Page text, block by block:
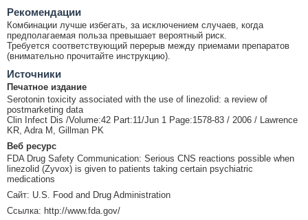
Рекомендации
Комбинации лучше избегать, за исключением случаев, когда
предполагаемая польза превышает вероятный риск.
Требуется соответствующий перерыв между приемами препаратов
(внимательно прочитайте инструкцию).
Источники
Печатное издание
Serotonin toxicity associated with the use of linezolid: a review of
postmarketing data
Clin Infect Dis /Volume:42 Part:11/Jun 1 Page:1578-83 / 2006 / Lawrence
KR, Adra M, Gillman PK
Веб ресурс
FDA Drug Safety Communication: Serious CNS reactions possible when
linezolid (Zyvox) is given to patients taking certain psychiatric
medications
Сайт: U.S. Food and Drug Administration
Ссылка: http://www.fda.gov/